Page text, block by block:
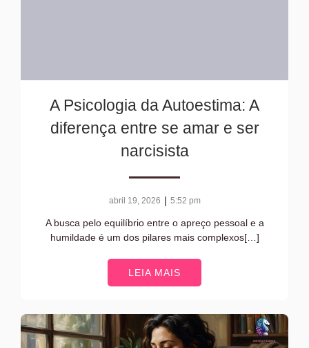
A Psicologia da Autoestima: A
diferença entre se amar e ser
narcisista
abril 19, 2026 | 5:52 pm
A busca pelo equilíbrio entre o apreço pessoal e a
humildade é um dos pilares mais complexos[…]
LEIA MAIS